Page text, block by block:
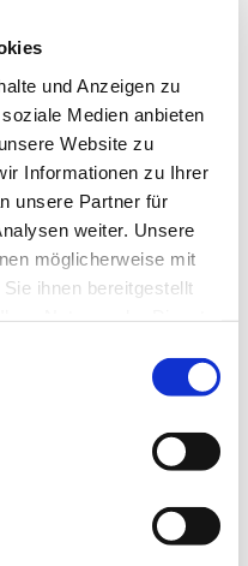
und Anzeigen zu
Medien anbieten
Website zu
Informationen zu Ihrer
unsere Partner für
weiter. Unsere
möglicherweise mit
ihnen bereitgestellt
Zehlendorf-Süd